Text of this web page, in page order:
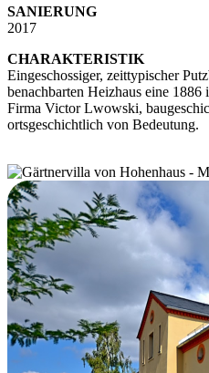
SANIERUNG
2017
CHARAKTERISTIK
Eingeschossiger, zeittypischer
benachbarten Heizhaus eine
Firma Victor Lwowski,
ortsgeschichtlich von Bedeutung.